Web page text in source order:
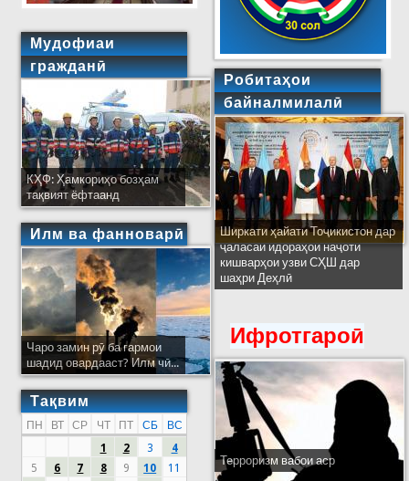
Мудофиаи
гражданӣ
КҲФ: Ҳамкориҳо бозҳам
тақвият ёфтаанд
Илм ва фанноварӣ
Чаро замин рӯ ба гармои
шадид овардааст? Илм чӣ...
Тақвим
ПН ВТ СР ЧТ ПТ СБ
ВС
1
2 3
4
5
6 7 8 9 10
11
Робитаҳои
байналмилалӣ
Ширкати ҳайати Тоҷикистон дар
ҷаласаи идораҳои наҷоти
кишварҳои узви СҲШ дар
шаҳри Деҳлӣ
Ифротгароӣ
Терроризм вабои аср